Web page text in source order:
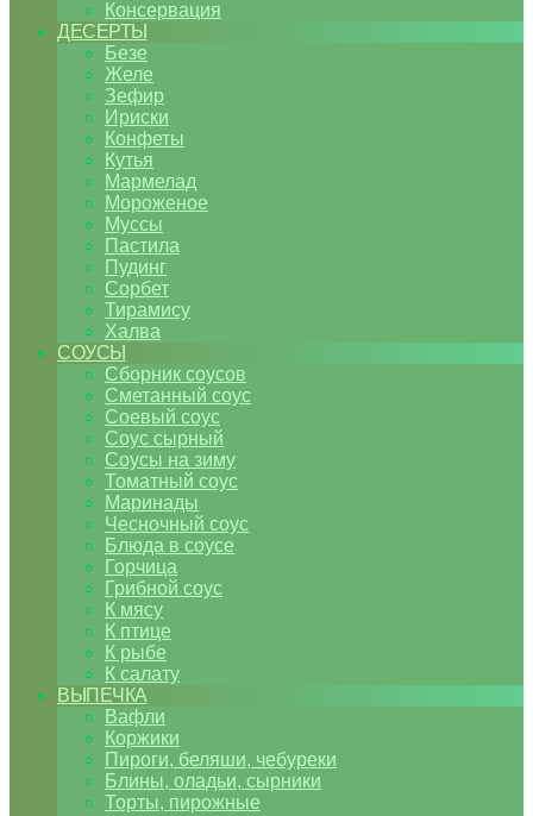
Консервация
ДЕСЕРТЫ
Безе
Желе
Зефир
Ириски
Конфеты
Кутья
Мармелад
Мороженое
Муссы
Пастила
Пудинг
Сорбет
Тирамису
Халва
СОУСЫ
Сборник соусов
Сметанный соус
Соевый соус
Соус сырный
Соусы на зиму
Томатный соус
Маринады
Чесночный соус
Блюда в соусе
Горчица
Грибной соус
К мясу
К птице
К рыбе
К салату
ВЫПЕЧКА
Вафли
Коржики
Пироги, беляши, чебуреки
Блины, оладьи, сырники
Торты, пирожные